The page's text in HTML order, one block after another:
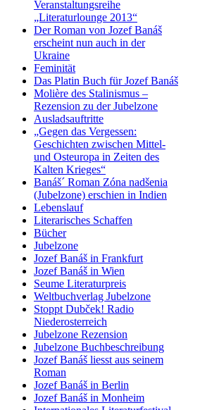
Veranstaltungsreihe
„Literaturlounge 2013“
Der Roman von Jozef Banáš
erscheint nun auch in der
Ukraine
Feminität
Das Platin Buch für Jozef Banáš
Molière des Stalinismus –
Rezension zu der Jubelzone
Ausladsauftritte
„Gegen das Vergessen:
Geschichten zwischen Mittel-
und Osteuropa in Zeiten des
Kalten Krieges“
Banáš´ Roman Zóna nadšenia
(Jubelzone) erschien in Indien
Lebenslauf
Literarisches Schaffen
Bücher
Jubelzone
Jozef Banáš in Frankfurt
Jozef Banáš in Wien
Seume Literaturpreis
Weltbuchverlag Jubelzone
Stoppt Dubček! Radio
Niederosterreich
Jubelzone Rezension
Jubelzone Buchbeschreibung
Jozef Banáš liesst aus seinem
Roman
Jozef Banáš in Berlin
Jozef Banáš in Monheim